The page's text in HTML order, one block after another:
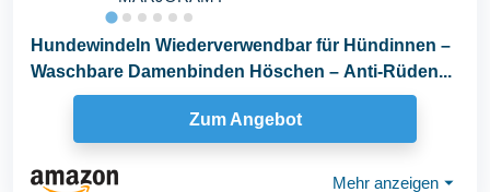
Hundewindeln Wiederverwendbar für Hündinnen –
Waschbare Damenbinden Höschen – Anti-Rüden...
Zum Angebot
Mehr anzeigen ⏷